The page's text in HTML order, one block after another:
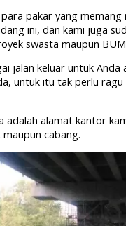
pakar yang memang
ini, dan kami juga
swasta maupun
jalan keluar untuk Anda
untuk itu tak perlu ragu
adalah alamat kantor
cabang.